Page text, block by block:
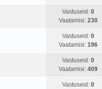
Vastuseid: 0
Vaatamisi: 230
Vastuseid: 0
Vaatamisi: 196
Vastuseid: 0
Vaatamisi: 409
Vastuseid: 0